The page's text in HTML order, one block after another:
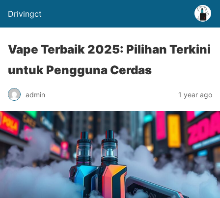
Drivingct
Vape Terbaik 2025: Pilihan Terkini
untuk Pengguna Cerdas
admin 1 year ago